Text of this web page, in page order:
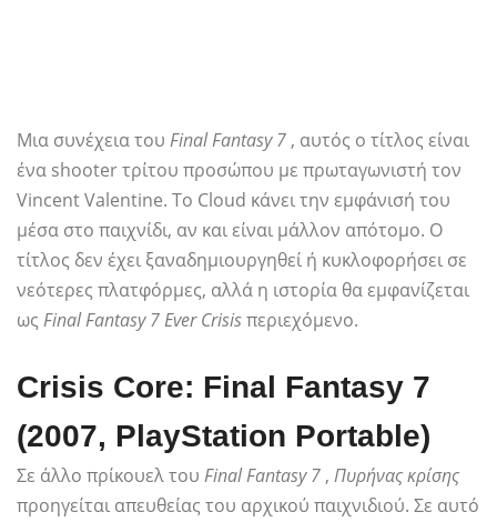
Μια συνέχεια του Final Fantasy 7 , αυτός ο τίτλος είναι
ένα shooter τρίτου προσώπου με πρωταγωνιστή τον
Vincent Valentine. Το Cloud κάνει την εμφάνισή του
μέσα στο παιχνίδι, αν και είναι μάλλον απότομο. Ο
τίτλος δεν έχει ξαναδημιουργηθεί ή κυκλοφορήσει σε
νεότερες πλατφόρμες, αλλά η ιστορία θα εμφανίζεται
ως Final Fantasy 7 Ever Crisisπεριεχόμενο.
Crisis Core: Final Fantasy 7
(2007, PlayStation Portable)
Σε άλλο πρίκουελ του Final Fantasy 7 , Πυρήνας κρίσης
προηγείται απευθείας του αρχικού παιχνιδιού. Σε αυτό